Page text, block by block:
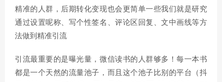
精准的人群，后期转化变现也会更简单一些我们就是研究
通过设置呢称、写个性签名、评论区回复、文中画线等方
法做到精准引流
引流最重要的是曝光量，微信读书的人群够多！每一本书
都是一个天然的流量池子，而且这个池子比别的平台（抖